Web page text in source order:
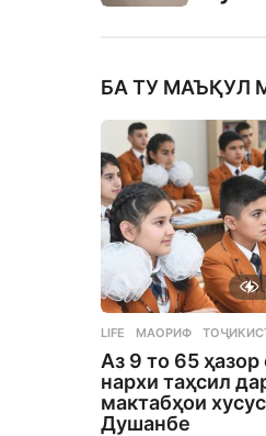
БА ТУ МАЪҚУЛ
LIFE МАОРИФ ,
Аз 9 то 65
нархи таҳсил
мактабҳои
Душанбе